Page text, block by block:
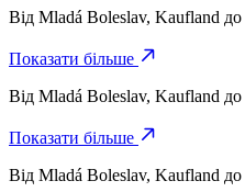
Від Mladá Boleslav, Kaufland до
Показати більше
Від Mladá Boleslav, Kaufland до
Показати більше
Від Mladá Boleslav, Kaufland до